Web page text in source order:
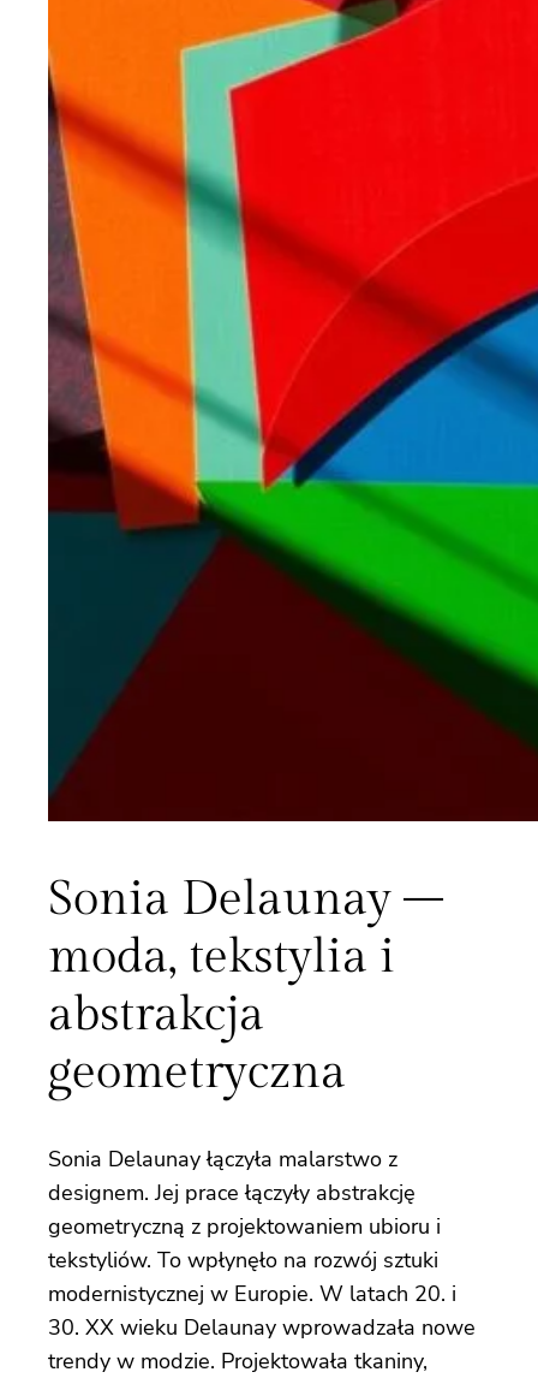
Sonia Delaunay –
moda, tekstylia i
abstrakcja
geometryczna
Sonia Delaunay łączyła malarstwo z
designem. Jej prace łączyły abstrakcję
geometryczną z projektowaniem ubioru i
tekstyliów. To wpłynęło na rozwój sztuki
modernistycznej w Europie. W latach 20. i
30. XX wieku Delaunay wprowadzała nowe
trendy w modzie. Projektowała tkaniny,